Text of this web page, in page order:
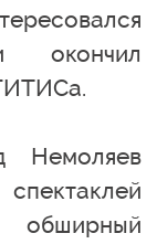
окончил
Немоляев